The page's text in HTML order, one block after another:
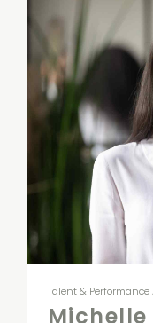
Talent & Performance
Michelle